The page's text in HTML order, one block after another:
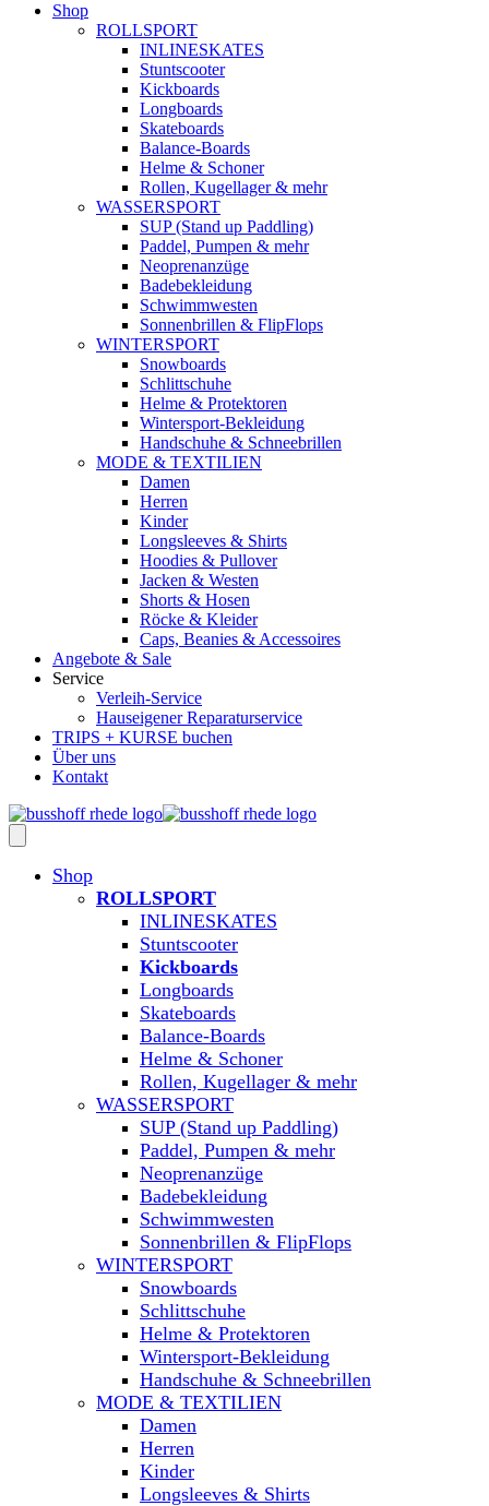
Shop
ROLLSPORT
INLINESKATES
Stuntscooter
Kickboards
Longboards
Skateboards
Balance-Boards
Helme & Schoner
Rollen, Kugellager & mehr
WASSERSPORT
SUP (Stand up Paddling)
Paddel, Pumpen & mehr
Neoprenanzüge
Badebekleidung
Schwimmwesten
Sonnenbrillen & FlipFlops
WINTERSPORT
Snowboards
Schlittschuhe
Helme & Protektoren
Wintersport-Bekleidung
Handschuhe & Schneebrillen
MODE & TEXTILIEN
Damen
Herren
Kinder
Longsleeves & Shirts
Hoodies & Pullover
Jacken & Westen
Shorts & Hosen
Röcke & Kleider
Caps, Beanies & Accessoires
Angebote & Sale
Service
Verleih-Service
Hauseigener Reparaturservice
TRIPS + KURSE buchen
Über uns
Kontakt
Shop
ROLLSPORT
INLINESKATES
Stuntscooter
Kickboards
Longboards
Skateboards
Balance-Boards
Helme & Schoner
Rollen, Kugellager & mehr
WASSERSPORT
SUP (Stand up Paddling)
Paddel, Pumpen & mehr
Neoprenanzüge
Badebekleidung
Schwimmwesten
Sonnenbrillen & FlipFlops
WINTERSPORT
Snowboards
Schlittschuhe
Helme & Protektoren
Wintersport-Bekleidung
Handschuhe & Schneebrillen
MODE & TEXTILIEN
Damen
Herren
Kinder
Longsleeves & Shirts